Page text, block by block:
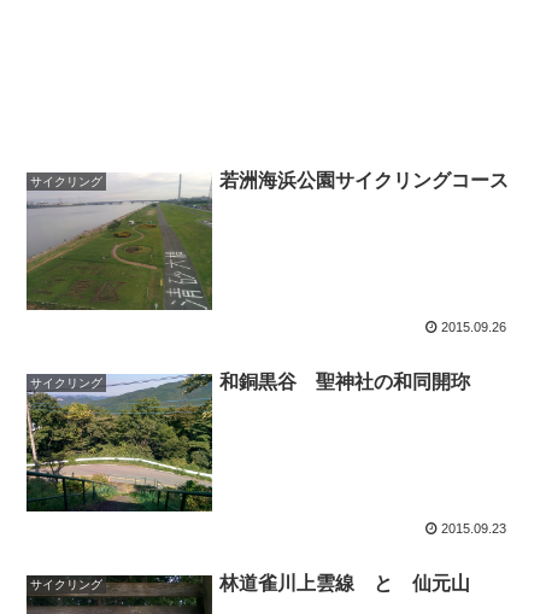
サイクリング 若洲海浜公園サイクリングコース
2015.09.26
サイクリング 和銅黒谷 聖神社の和同開珎
2015.09.23
サイクリング 林道雀川上雲線 と 仙元山